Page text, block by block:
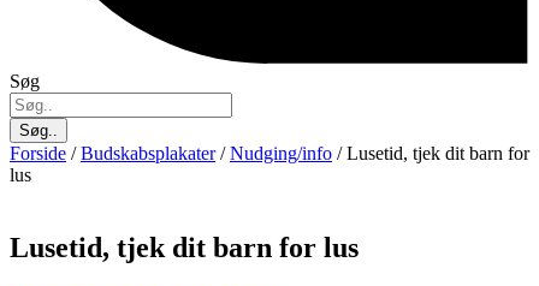
Søg
Søg..
Forside /Budskabsplakater/Nudging/info / Lusetid, tjek dit barn for
lus
Lusetid, tjek dit barn for lus